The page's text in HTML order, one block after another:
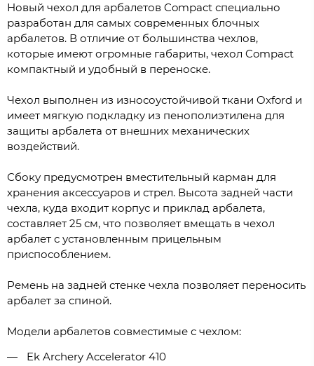
Новый чехол для арбалетов Compact специально
разработан для самых современных блочных
арбалетов. В отличие от большинства чехлов,
которые имеют огромные габариты, чехол Compact
компактный и удобный в переноске.
Чехол выполнен из износоустойчивой ткани Oxford и
имеет мягкую подкладку из пенополиэтилена для
защиты арбалета от внешних механических
воздействий.
Сбоку предусмотрен вместительный карман для
хранения аксессуаров и стрел. Высота задней части
чехла, куда входит корпус и приклад арбалета,
составляет 25 см, что позволяет вмещать в чехол
арбалет с установленным прицельным
приспособлением.
Ремень на задней стенке чехла позволяет переносить
арбалет за спиной.
Модели арбалетов совместимые с чехлом:
Ek Archery Accelerator 410